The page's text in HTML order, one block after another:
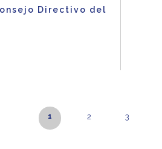
Directivo del
1 2 3